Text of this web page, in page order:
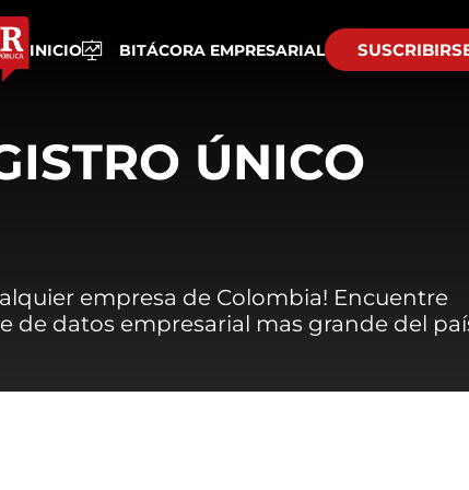
INICIO BITÁCORA EMPRESARIAL
ÚNICO
empresa de Colombia! Encuentre
de datos empresarial mas grande del